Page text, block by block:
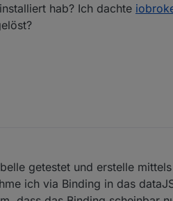
Drawer.js:3:62)
vis/lib/js/
hab? Ich dachte
getestet und erstelle
ich via Binding in das